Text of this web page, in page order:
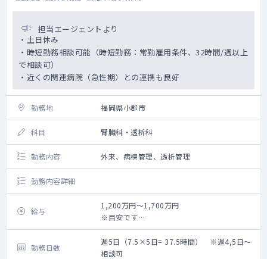
担当エージェントより
・土日休み
・時短勤務相談可能（時短勤務：常勤雇用条件、32時間/週以上
で相談可）
・近くの関連病院（急性期）との連携も良好
勤務地 福岡県小郡市
科目 腎臓科・透析科
勤務内容 外来、病棟管理、透析管理
勤務内容詳細
給与
1,200万円～1,700万円
※目安です
※ご経験年数を加味して相談させていただき
ます
勤務日数
週5日（7.5×5日= 37.5時間） ※週4,5日～
相談可